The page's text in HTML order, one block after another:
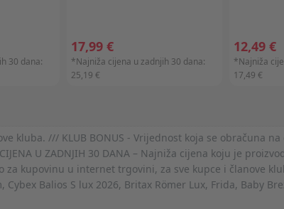
30 dana:
17,99 €
*Najniža cijena u zadnjih 30 dana:
25,19 €
12,49 €
*Najniža
17,49 €
kluba. /// KLUB BONUS - Vrijednost koja se obračuna
U ZADNJIH 30 DANA – Najniža cijena koju je
za kupovinu u internet trgovini, za sve kupce i članove
Balios S lux 2026, Britax Römer Lux, Frida, Baby